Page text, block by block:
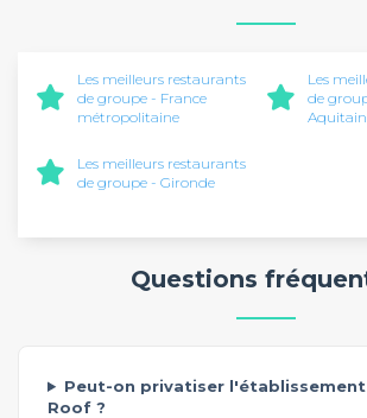
Les meilleurs restaurants
de groupe - France
métropolitaine
Les
de
Les meilleurs restaurants
de groupe - Gironde
Questions
Peut-on privatiser l'établissement
Roof ?